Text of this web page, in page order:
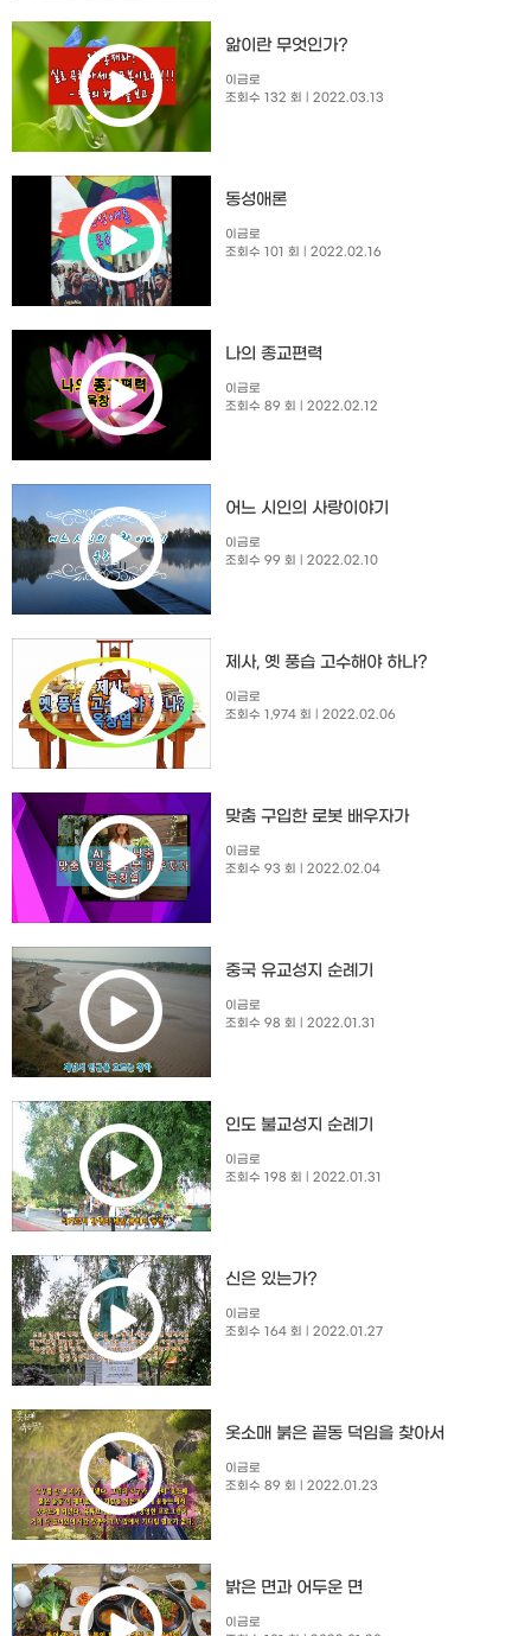
앎이란 무엇인가?
이금로
조회수 132 회
| 2022.03.13
동성애론
이금로
조회수 101 회
| 2022.02.16
나의 종교편력
이금로
조회수 89 회
| 2022.02.12
​어느 시인의 사랑이야기
이금로
조회수 99 회
| 2022.02.10
제사, 옛 풍습 고수해야 하나?
이금로
조회수 1,974 회
| 2022.02.06
맞춤 구입한 로봇 배우자가
이금로
조회수 93 회
| 2022.02.04
중국 유교성지 순례기
이금로
조회수 98 회
| 2022.01.31
인도 불교성지 순례기
이금로
조회수 198 회
| 2022.01.31
신은 있는가?
이금로
조회수 164 회
| 2022.01.27
옷소매 붉은 끝동 덕임을 찾아서
이금로
조회수 89 회
| 2022.01.23
밝은 면과 어두운 면
이금로